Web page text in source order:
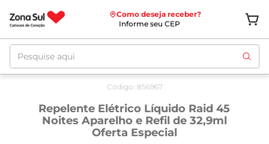
Como deseja receber?
Informe seu CEP
Pesquise aqui
Código: 856967
Repelente Elétrico Líquido Raid 45
Noites Aparelho e Refil de 32,9ml
Oferta Especial